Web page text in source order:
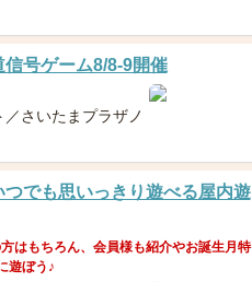
号ゲーム8/8-9開催
さいたまプラザノ
つでも思いっきり遊べる屋内遊
はもちろん、会員様も紹介やお誕生月特
遊ぼう♪